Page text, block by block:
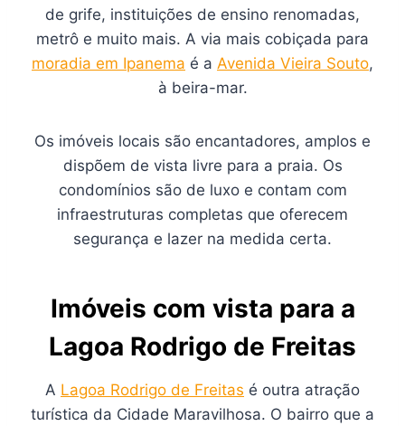
de grife, instituições de ensino renomadas,
metrô e muito mais. A via mais cobiçada para
moradia em Ipanema é a Avenida Vieira Souto,
à beira-mar.
Os imóveis locais são encantadores, amplos e
dispõem de vista livre para a praia. Os
condomínios são de luxo e contam com
infraestruturas completas que oferecem
segurança e lazer na medida certa.
Imóveis com vista para a
Lagoa Rodrigo de Freitas
A Lagoa Rodrigo de Freitas é outra atração
turística da Cidade Maravilhosa. O bairro que a